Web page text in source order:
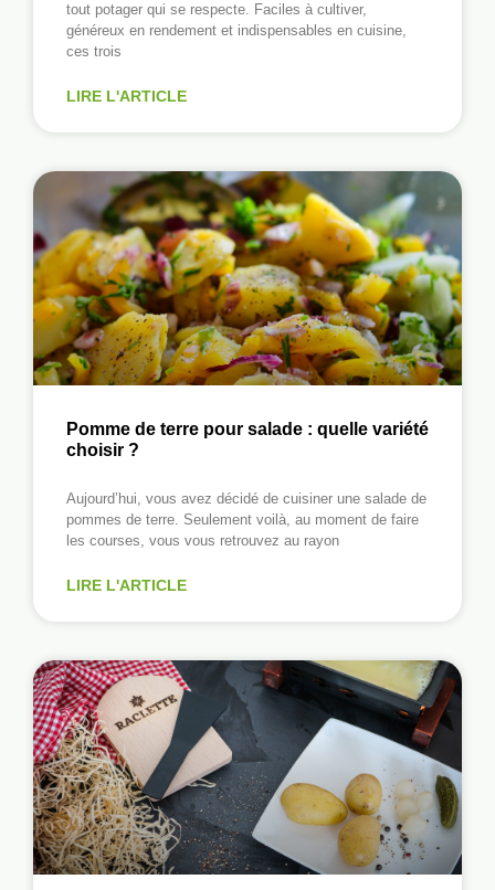
tout potager qui se respecte. Faciles à cultiver,
généreux en rendement et indispensables en cuisine,
ces trois
LIRE L'ARTICLE
Pomme de terre pour salade : quelle variété
choisir ?
Aujourd’hui, vous avez décidé de cuisiner une salade de
pommes de terre. Seulement voilà, au moment de faire
les courses, vous vous retrouvez au rayon
LIRE L'ARTICLE